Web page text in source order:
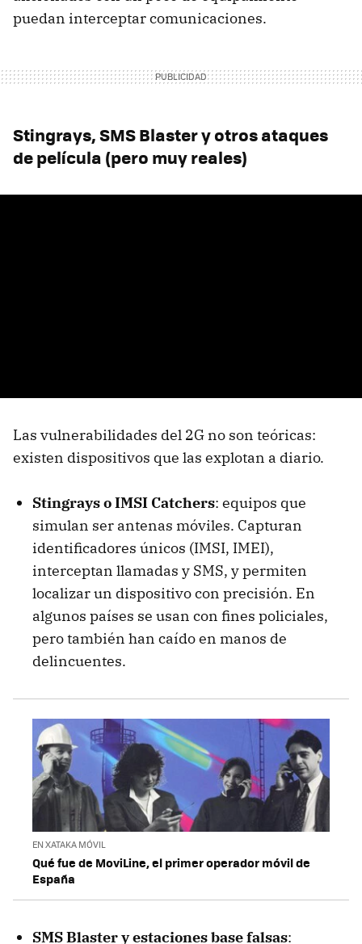
puedan interceptar comunicaciones.
Stingrays, SMS Blaster y otros ataques
de película (pero muy reales)
Las vulnerabilidades del 2G no son teóricas:
existen dispositivos que las explotan a diario.
Stingrays o IMSI Catchers: equipos que
simulan ser antenas móviles. Capturan
identificadores únicos (IMSI, IMEI),
interceptan llamadas y SMS, y permiten
localizar un dispositivo con precisión. En
algunos países se usan con fines policiales,
pero también han caído en manos de
delincuentes.
EN XATAKA MÓVIL
Qué fue de MoviLine, el primer operador móvil de
España
SMS Blaster y estaciones base falsas: